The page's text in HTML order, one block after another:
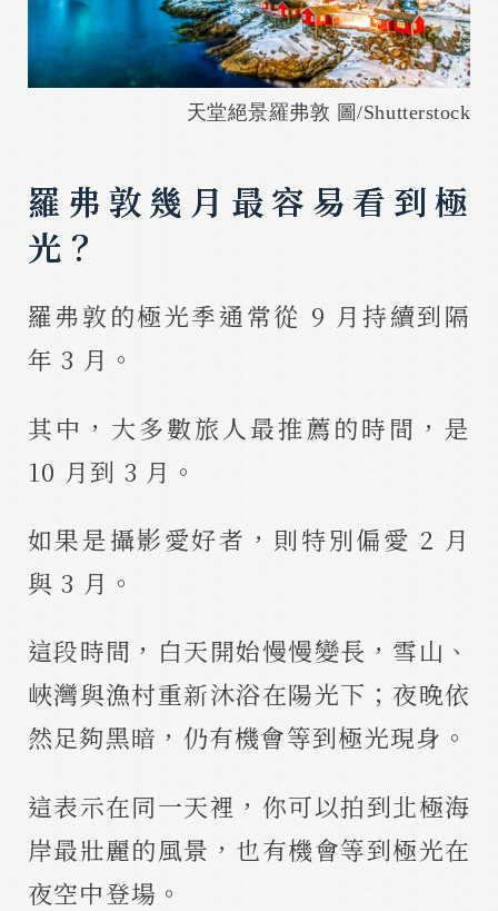
天堂絕景羅弗敦 圖/Shutterstock
羅弗敦幾月最容易看到極
光？
羅弗敦的極光季通常從 9 月持續到隔
年 3 月。
其中，大多數旅人最推薦的時間，是
10 月到 3 月。
如果是攝影愛好者，則特別偏愛 2 月
與 3 月。
這段時間，白天開始慢慢變長，雪山、
峽灣與漁村重新沐浴在陽光下；夜晚依
然足夠黑暗，仍有機會等到極光現身。
這表示在同一天裡，你可以拍到北極海
岸最壯麗的風景，也有機會等到極光在
夜空中登場。